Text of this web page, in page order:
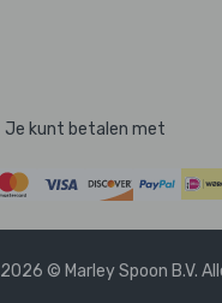
Je kunt betalen met
2026 © Marley Spoon B.V.